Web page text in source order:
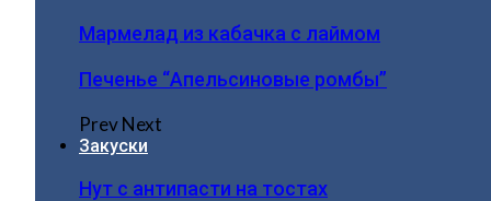
Мармелад из кабачка с лаймом
Печенье “Апельсиновые ромбы”
PrevNext
Закуски
Нут с антипасти на тостах